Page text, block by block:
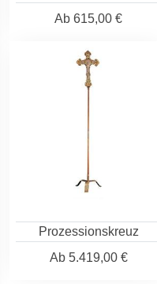
Ab 615,00 €
Prozessionskreuz
Ab5.419,00 €